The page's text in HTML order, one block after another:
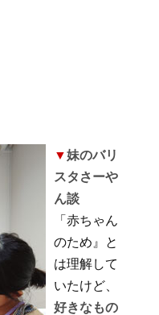
▼妹のバリ
スタさーや
ん談
「赤ちゃん
のため』と
は理解して
いたけど、
好きなもの